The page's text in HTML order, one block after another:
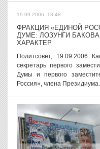
19.09.2006, 13:48
ФРАКЦИЯ «ЕДИНОЙ
ДУМЕ: ЛОЗУНГИ
ХАРАКТЕР
Политсовет, 19.09.2006
секретарь первого
Думы и первого
Россия», члена